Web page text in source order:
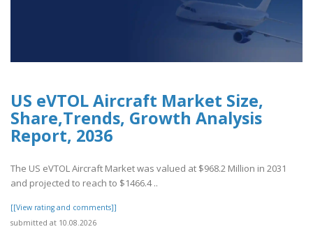
US eVTOL Aircraft Market Size,
Share,Trends, Growth Analysis
Report, 2036
The US eVTOL Aircraft Market was valued at $968.2 Million in 2031
and projected to reach to $1466.4 ..
[[View rating and comments]]
submitted at 10.08.2026